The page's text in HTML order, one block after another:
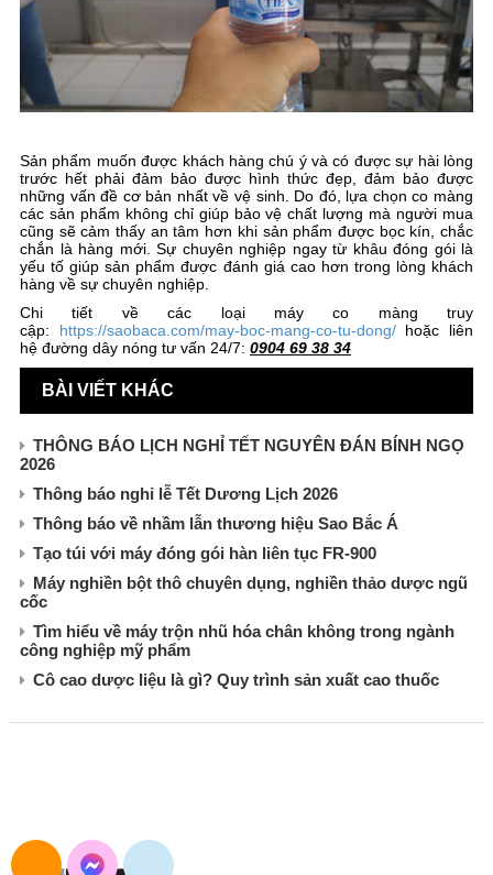
Sản phẩm muốn được khách hàng chú ý và có được sự hài lòng
trước hết phải đảm bảo được hình thức đẹp, đảm bảo được
những vấn đề cơ bản nhất về vệ sinh. Do đó, lựa chọn co màng
các sản phẩm không chỉ giúp bảo vệ chất lượng mà người mua
cũng sẽ cảm thấy an tâm hơn khi sản phẩm được bọc kín, chắc
chắn là hàng mới. Sự chuyên nghiệp ngay từ khâu đóng gói là
yếu tố giúp sản phẩm được đánh giá cao hơn trong lòng khách
hàng về sự chuyên nghiệp.
Chi tiết về các loại máy co màng truy
cập: https://saobaca.com/may-boc-mang-co-tu-dong/hoặc liên
hệ đường dây nóng tư vấn 24/7: 0904 69 38 34
BÀI VIẾT KHÁC
THÔNG BÁO LỊCH NGHỈ TẾT NGUYÊN ĐÁN BÍNH NGỌ
2026
Thông báo nghỉ lễ Tết Dương Lịch 2026
Thông báo về nhầm lẫn thương hiệu Sao Bắc Á
Tạo túi với máy đóng gói hàn liên tục FR-900
Máy nghiền bột thô chuyên dụng, nghiền thảo dược ngũ
cốc
Tìm hiểu về máy trộn nhũ hóa chân không trong ngành
công nghiệp mỹ phẩm
Cô cao dược liệu là gì? Quy trình sản xuất cao thuốc